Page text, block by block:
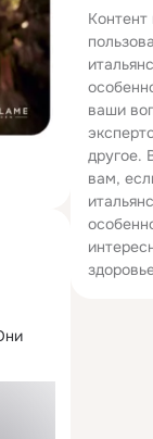
Контент
ваши
другое.
вам,